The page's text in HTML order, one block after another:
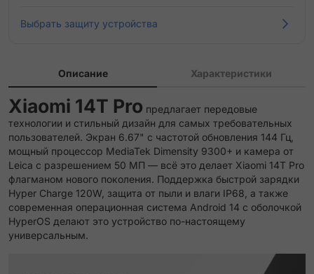
Выбрать защиту устройства
Описание Характеристики
Xiaomi 14T Pro предлагает передовые
технологии и стильный дизайн для самых требовательных
пользователей. Экран 6.67" с частотой обновления 144 Гц,
мощный процессор MediaTek Dimensity 9300+ и камера от
Leica с разрешением 50 МП — всё это делает Xiaomi 14T Pro
флагманом нового поколения. Поддержка быстрой зарядки
Hyper Charge 120W, защита от пыли и влаги IP68, а также
современная операционная система Android 14 с оболочкой
HyperOS делают это устройство по-настоящему
универсальным.